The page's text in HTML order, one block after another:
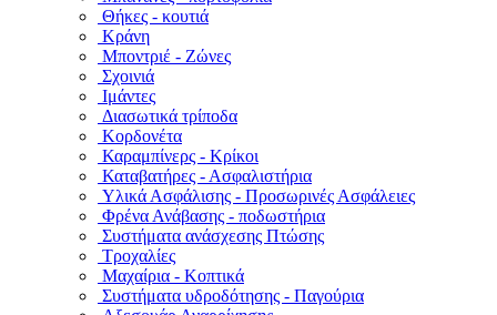
Θήκες - κουτιά
Κράνη
Μποντριέ - Ζώνες
Σχοινιά
Ιμάντες
Διασωτικά τρίποδα
Κορδονέτα
Καραμπίνερς - Κρίκοι
Καταβατήρες - Ασφαλιστήρια
Υλικά Ασφάλισης - Προσωρινές Ασφάλειες
Φρένα Ανάβασης - ποδωστήρια
Συστήματα ανάσχεσης Πτώσης
Τροχαλίες
Μαχαίρια - Κοπτικά
Συστήματα υδροδότησης - Παγούρια